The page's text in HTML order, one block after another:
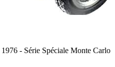
- Série Spéciale Monte Carlo